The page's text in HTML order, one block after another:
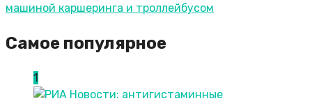
машиной каршеринга и троллейбусом
Самое популярное
1